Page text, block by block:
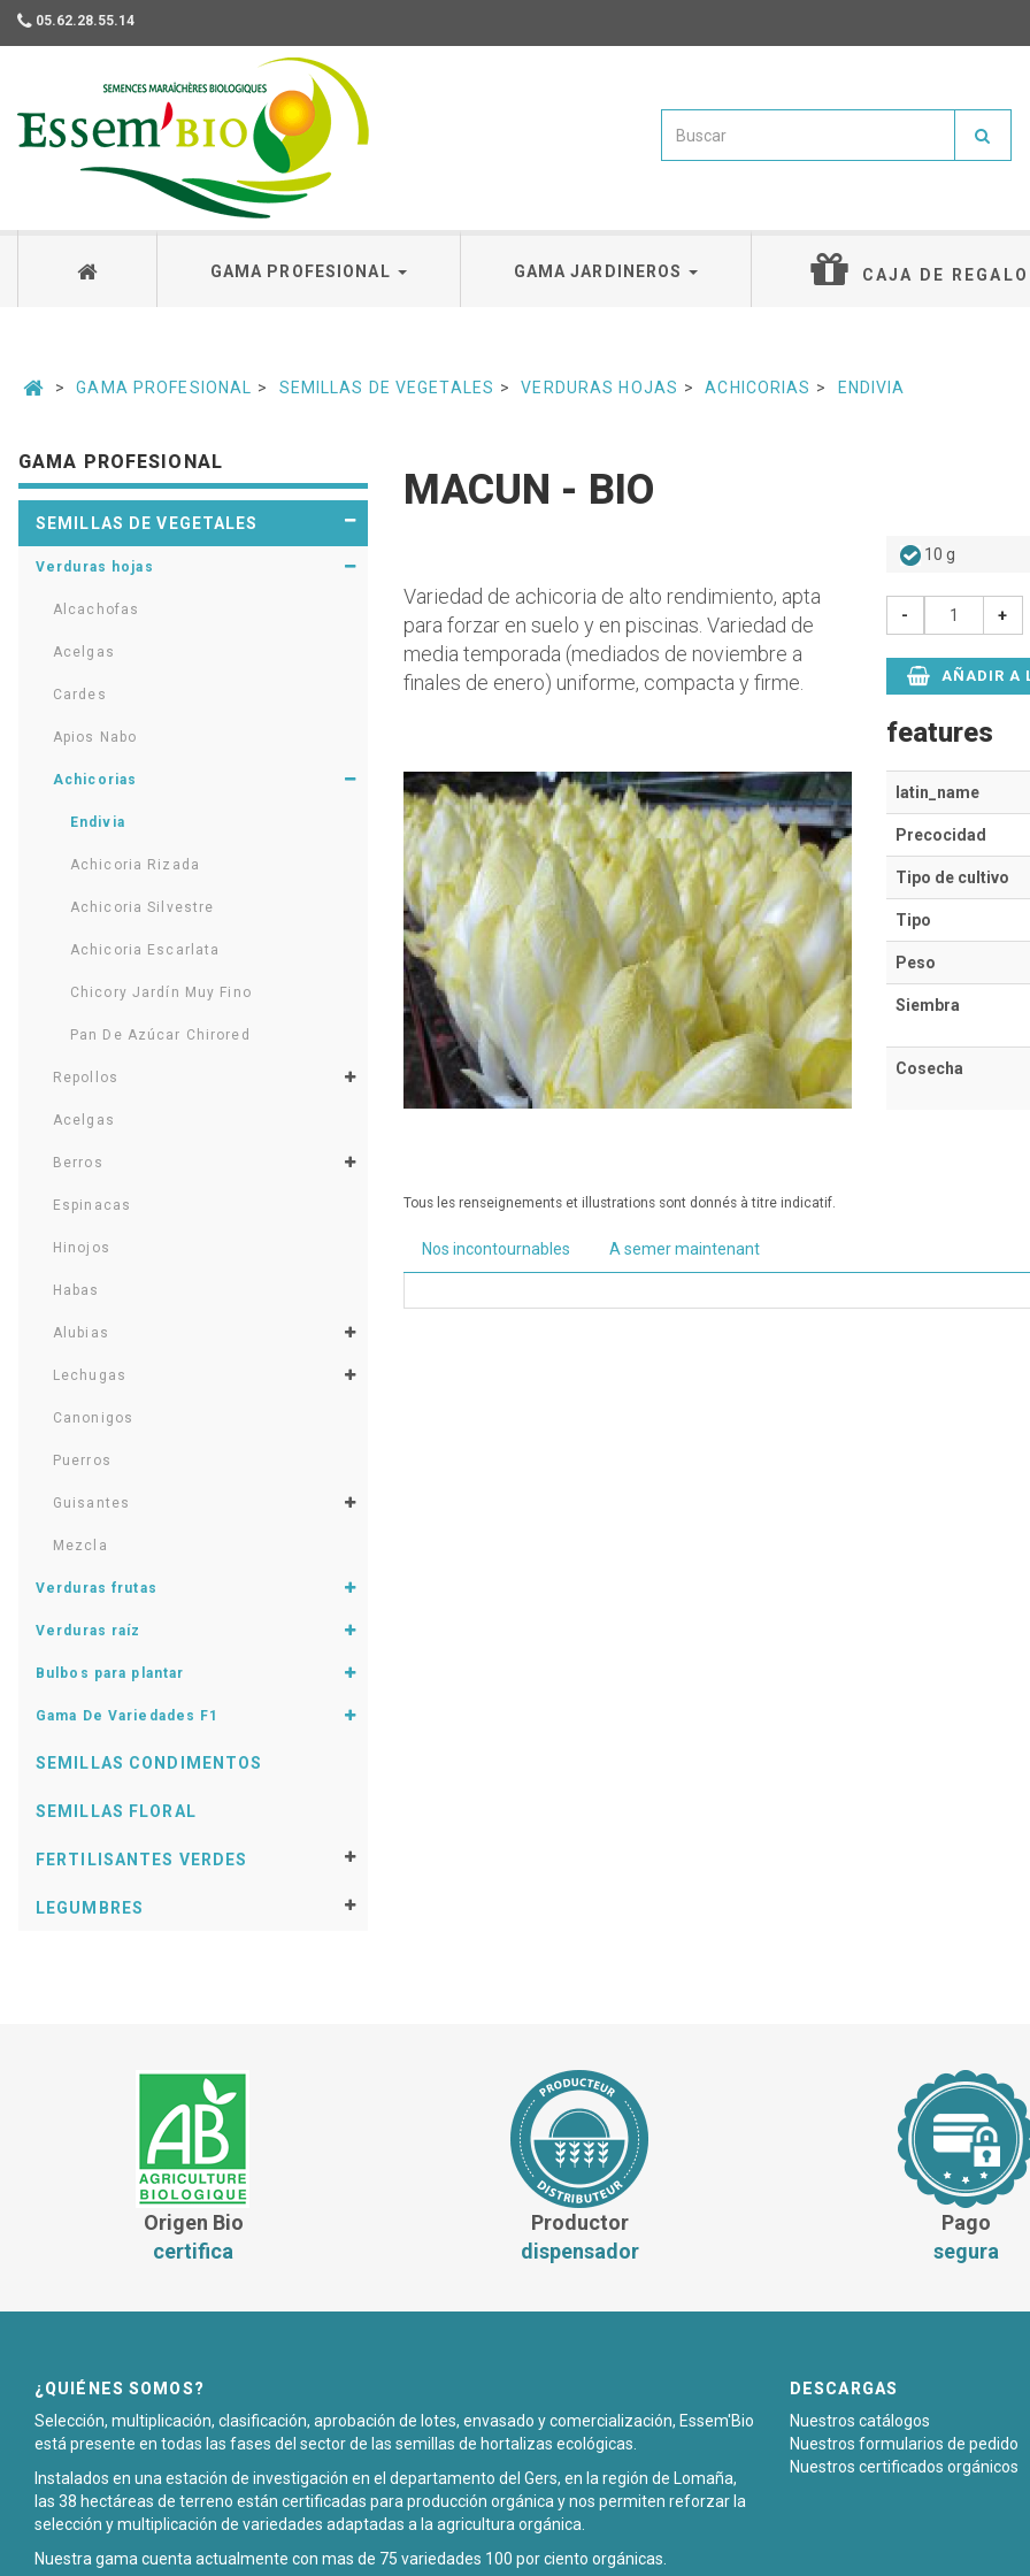
05.62.28.55.14
GAMA PROFESIONAL GAMA JARDINEROS CAJA DE REGALO
GAMA PROFESIONAL SEMILLAS DE VEGETALES VERDURAS HOJAS ACHICORIAS ENDIVIA
GAMA PROFESIONAL
SEMILLAS DE VEGETALES
Verduras hojas
Alcachofas
Acelgas
Cardes
Apios Nabo
Achicorias
Endivia
Achicoria Rizada
Achicoria Silvestre
Achicoria Escarlata
Chicory Jardín Muy Fino
Pan De Azúcar Chirored
Repollos
Acelgas
Berros
Espinacas
Hinojos
Habas
Alubias
Lechugas
Canonigos
Puerros
Guisantes
Mezcla
Verduras frutas
Verduras raíz
Bulbos para plantar
Gama De Variedades F1
SEMILLAS CONDIMENTOS
SEMILLAS FLORAL
FERTILISANTES VERDES
LEGUMBRES
MACUN - BIO
Variedad de achicoria de alto rendimiento, apta
para forzar en suelo y en piscinas. Variedad de
media temporada (mediados de noviembre a
finales de enero) uniforme, compacta y firme.
10 g
- +
AÑADIR A
features
latin_name
Precocidad
Tipo de cultivo
Tipo
Peso
Siembra
Cosecha
Tous les renseignements et illustrations sont donnés à titre indicatif.
Nos incontournables A semer maintenant
Origen Bio
certifica
Productor
dispensador
Pago
segura
¿QUIÉNES SOMOS?
Selección, multiplicación, clasificación, aprobación de lotes, envasado y comercialización, Essem'Bio
está presente en todas las fases del sector de las semillas de hortalizas ecológicas.
Instalados en una estación de investigación en el departamento del Gers, en la región de Lomaña,
las 38 hectáreas de terreno están certificadas para producción orgánica y nos permiten reforzar la
selección y multiplicación de variedades adaptadas a la agricultura orgánica.
Nuestra gama cuenta actualmente con mas de 75 variedades 100 por ciento orgánicas.
DESCARGAS
Nuestros catálogos
Nuestros formularios de pedido
Nuestros certificados orgánicos